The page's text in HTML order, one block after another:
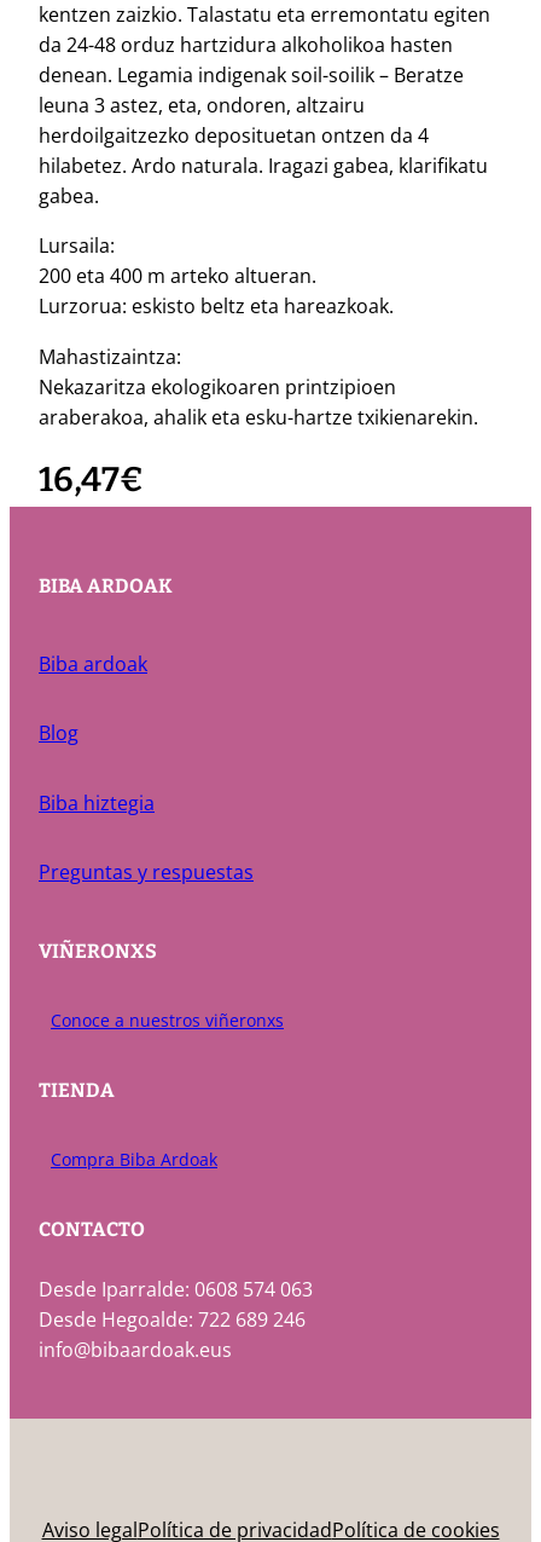
kentzen zaizkio. Talastatu eta erremontatu egiten
da 24-48 orduz hartzidura alkoholikoa hasten
denean. Legamia indigenak soil-soilik – Beratze
leuna 3 astez, eta, ondoren, altzairu
herdoilgaitzezko deposituetan ontzen da 4
hilabetez. Ardo naturala. Iragazi gabea, klarifikatu
gabea.
Lursaila:
200 eta 400 m arteko altueran.
Lurzorua: eskisto beltz eta hareazkoak.
Mahastizaintza:
Nekazaritza ekologikoaren printzipioen
araberakoa, ahalik eta esku-hartze txikienarekin.
16,47€
BIBA ARDOAK
Biba ardoak
Blog
Biba hiztegia
Preguntas y respuestas
VIÑERONXS
Conoce a nuestros viñeronxs
TIENDA
Compra Biba Ardoak
CONTACTO
Desde Iparralde: 0608 574 063
Desde Hegoalde: 722 689 246
info@bibaardoak.eus
Aviso legalPolítica de privacidadPolítica de cookies